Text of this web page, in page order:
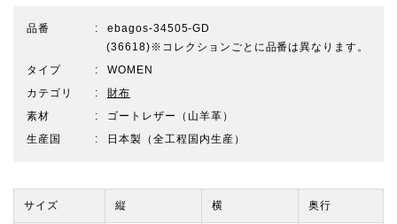
品番
ebagos-34505-GD
(36618)※コレクションごとに品番は異なります。
タイプ
WOMEN
カテゴリ
財布
素材
ゴートレザー（山羊革）
生産国
日本製（全工程国内生産）
サイズ 縦 横 奥行